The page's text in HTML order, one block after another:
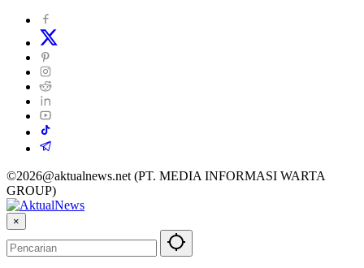
©2026@aktualnews.net (PT. MEDIA INFORMASI WARTA
GROUP)
×